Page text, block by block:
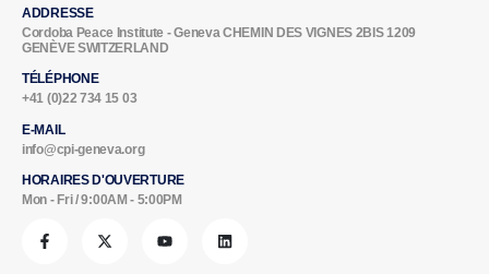
GENÈVE SWITZERLAND
TÉLÉPHONE
+41 (0)22 734 15 03
E-MAIL
HORAIRES D'OUVERTURE